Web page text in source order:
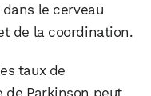
le cerveau
de la coordination.
taux de
de Parkinson peut